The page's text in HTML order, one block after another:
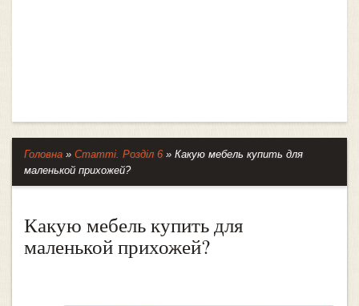
Головна » Статті. Розділ 6 » Какую мебель купить для
маленькой прихожей?
Какую мебель купить для
маленькой прихожей?